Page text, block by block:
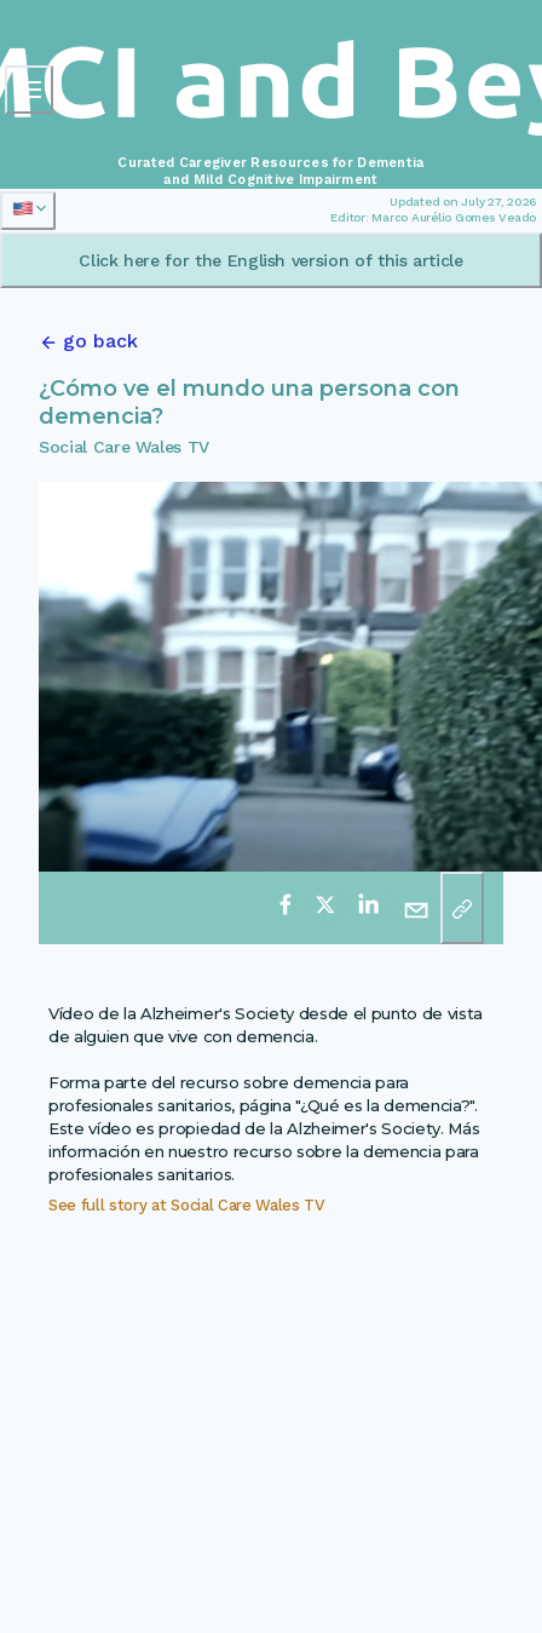
Updated on July 27, 2026
Editor: Marco Aurélio Gomes Veado
Curated Caregiver Resources for Dementia
and Mild Cognitive Impairment
Click here for the English version of this article
go back
¿Cómo ve el mundo una persona con
demencia?
Social Care Wales TV
Vídeo de la Alzheimer's Society desde el punto de vista
de alguien que vive con demencia.
Forma parte del recurso sobre demencia para
profesionales sanitarios, página "¿Qué es la demencia?".
Este vídeo es propiedad de la Alzheimer's Society. Más
información en nuestro recurso sobre la demencia para
profesionales sanitarios.
See full story atSocial Care Wales TV